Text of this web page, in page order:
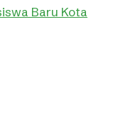
Baru Kota